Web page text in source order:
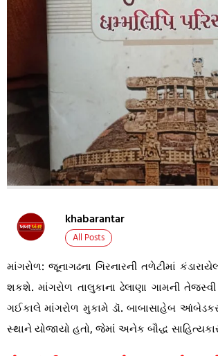
khabarantar
All Posts
માંગરોળ: જૂનાગઢના ગિરનારની તળેટીમાં
શકશે. માંગરોળ તાલુકાના ઢેલાણા ગામની
ગઈકાલે માંગરોળ મુકામે ડૉ. બાબાસાહેબ આંબેડકર
સ્થાને યોજાયો હતો, જેમાં અનેક બૌદ્ધ